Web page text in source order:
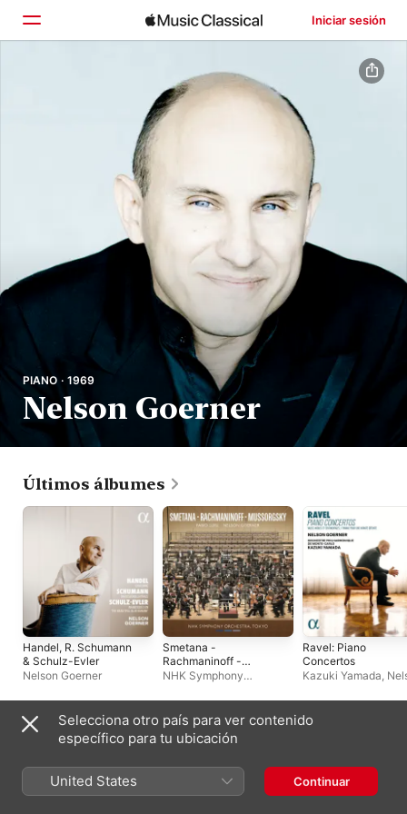
Iniciar sesión
PIANO · 1969
Nelson Goerner
Últimos álbumes
Handel, R. Schumann
& Schulz-Evler
Nelson Goerner
Smetana -
Rachmaninoff -
Mussorgsky (Live)
NHK Symphony
Ravel: Piano
Concertos
Kazuki Yamada,
Philharmonique de
Monte-Carlo
Playlists
Selecciona otro país para ver contenido
específico para tu ubicación
United States Continuar